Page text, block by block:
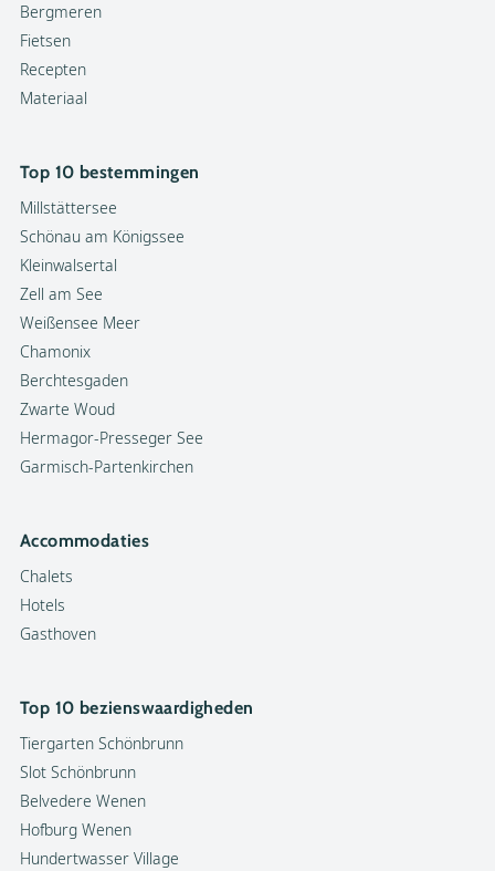
Bergmeren
Fietsen
Recepten
Materiaal
Top 10 bestemmingen
Millstättersee
Schönau am Königssee
Kleinwalsertal
Zell am See
Weißensee Meer
Chamonix
Berchtesgaden
Zwarte Woud
Hermagor-Presseger See
Garmisch-Partenkirchen
Accommodaties
Chalets
Hotels
Gasthoven
Top 10 bezienswaardigheden
Tiergarten Schönbrunn
Slot Schönbrunn
Belvedere Wenen
Hofburg Wenen
Hundertwasser Village